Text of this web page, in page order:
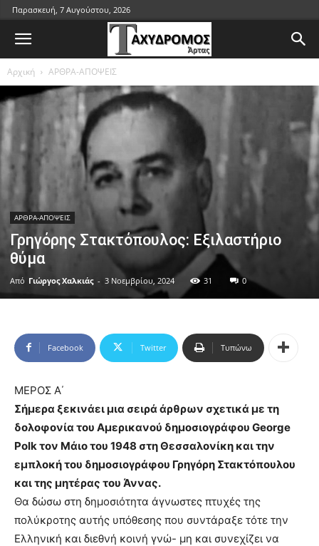
Παρασκευή, 7 Αυγούστου, 2026
Αρχική ΑΡΘΡΑ-ΑΠΟΨΕΙΣ
ΑΡΘΡΑ-ΑΠΟΨΕΙΣ
Γρηγόρης Στακτόπουλος: Εξιλαστήριο
θύμα
Από Γιώργος Χαλκιάς - 3 Νοεμβρίου, 2024 31 0
Facebook Twitter Τυπώνω
ΜΕΡΟΣ Α΄
Σήμερα ξεκινάει μια σειρά άρθρων σχετικά με τη
δολοφονία του Αμερικανού δημοσιογράφου George
Polk τον Μάιο του 1948 στη Θεσσαλονίκη και την
εμπλοκή του δημοσιογράφου Γρηγόρη Στακτόπουλου
και της μητέρας του Άννας.
Θα δώσω στη δημοσιότητα άγνωστες πτυχές της
πολύκροτης αυτής υπόθεσης που συντάραξε τότε την
Ελληνική και διεθνή κοινή γνώ- μη και συνεχίζει να